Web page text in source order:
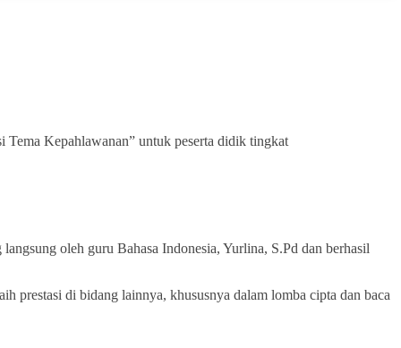
Tema Kepahlawanan” untuk peserta didik tingkat
oleh guru Bahasa Indonesia, Yurlina, S.Pd dan berhasil
prestasi di bidang lainnya, khususnya dalam lomba cipta dan baca